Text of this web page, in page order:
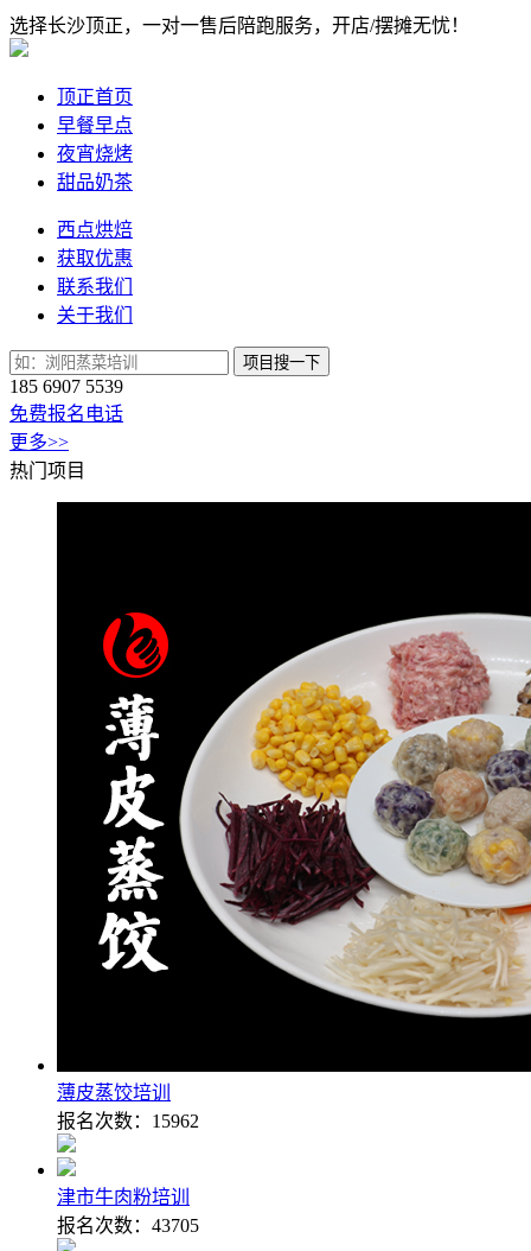
选择长沙顶正，一对一售后陪跑服务，开店/摆摊无忧！
顶正首页
早餐早点
夜宵烧烤
甜品奶茶
西点烘焙
获取优惠
联系我们
关于我们
项目搜一下
185 6907 5539
免费报名电话
更多>>
热门项目
薄皮蒸饺培训
报名次数： 15962
津市牛肉粉培训
报名次数： 43705